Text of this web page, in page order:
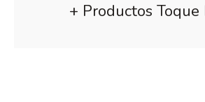
+ Productos